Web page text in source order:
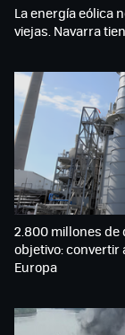
La energía eólica
viejas. Navarra
2.800 millones de
objetivo: convertir
Europa